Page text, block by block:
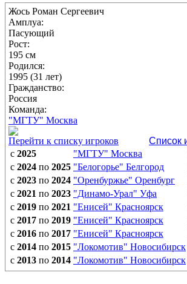
Жось Роман Сергеевич
Амплуа:
Пасующий
Рост:
195 см
Родился:
1995 (31 лет)
Гражданство:
Россия
Команда:
"МГТУ" Москва
Перейти к списку игроков
Список
с 2025 "МГТУ" Москва
с 2024 по 2025 "Белогорье" Белгород
с 2023 по 2024 "Оренбуржье" Оренбург
с 2021 по 2023 "Динамо-Урал" Уфа
с 2019 по 2021 "Енисей" Красноярск
с 2017 по 2019 "Енисей" Красноярск
с 2016 по 2017 "Енисей" Красноярск
с 2014 по 2015 "Локомотив" Новосибирск
с 2013 по 2014 "Локомотив" Новосибирск